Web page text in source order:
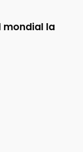
mondial la